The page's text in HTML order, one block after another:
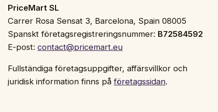
PriceMart SL
Carrer Rosa Sensat 3, Barcelona, Spain 08005
Spanskt företagsregistreringsnummer: B72584592
E-post: contact@pricemart.eu
Fullständiga företagsuppgifter, affärsvillkor och
juridisk information finns påföretagssidan.